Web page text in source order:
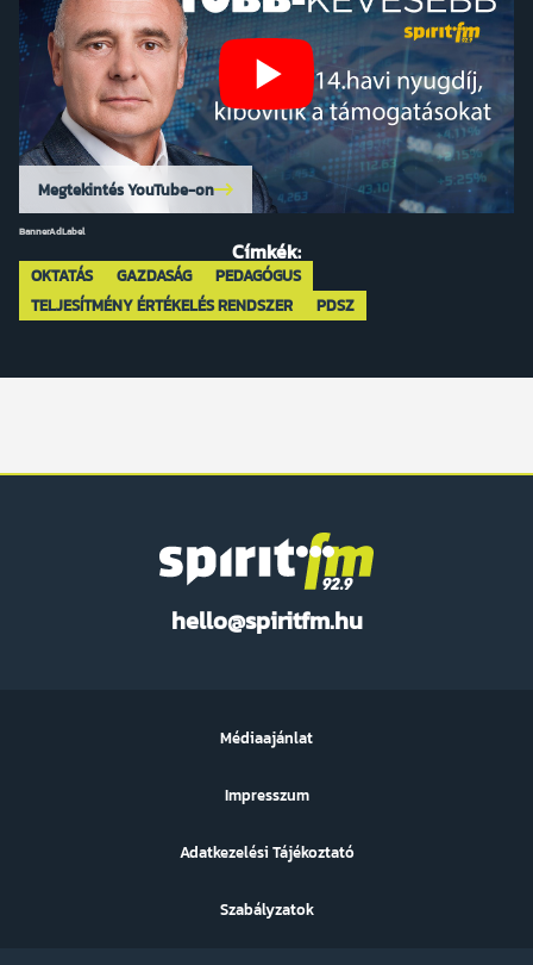
Megtekintés YouTube-on
BannerAdLabel
Címkék:
OKTATÁS GAZDASÁG
PEDAGÓGUS
TELJESÍTMÉNY ÉRTÉKELÉS RENDSZER
PDSZ
hello@spiritfm.hu
FM
Médiaajánlat
Impresszum
Adatkezelési Tájékoztató
Szabályzatok